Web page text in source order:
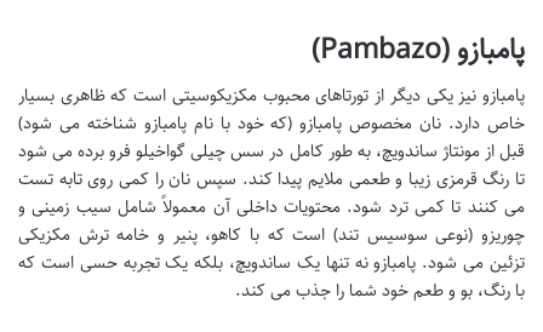
پامبازو (Pambazo)
پامبازو نیز یکی دیگر از تورتاهای محبوب مکزیکوسیتی است که ظاهری بسیار
خاص دارد. نان مخصوص پامبازو (که خود با نام پامبازو شناخته می شود)
قبل از مونتاژ ساندویچ، به طور کامل در سس چیلی گواخیلو فرو برده می شود
تا رنگ قرمزی زیبا و طعمی ملایم پیدا کند. سپس نان را کمی روی تابه تست
می کنند تا کمی ترد شود. محتویات داخلی آن معمولاً شامل سیب زمینی و
چوریزو (نوعی سوسیس تند) است که با کاهو، پنیر و خامه ترش مکزیکی
تزئین می شود. پامبازو نه تنها یک ساندویچ، بلکه یک تجربه حسی است که
با رنگ، بو و طعم خود شما را جذب می کند.